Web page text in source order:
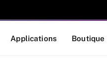
Applications Boutique